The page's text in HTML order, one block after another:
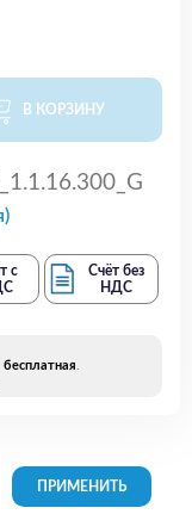
В КОРЗИНУ
с
Счёт без
НДС
бесплатная.